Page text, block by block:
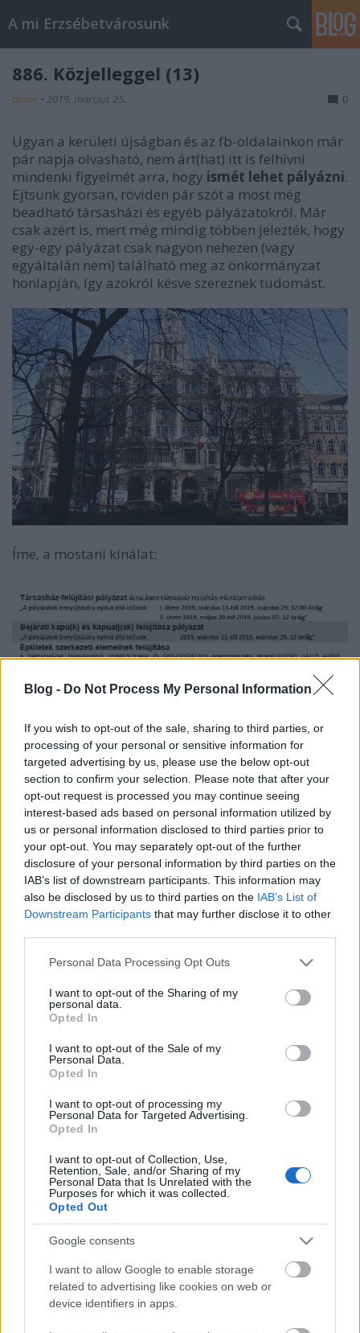
Blog - Do Not Process My Personal Information
If you wish to opt-out of the sale, sharing to third parties, or
processing of your personal or sensitive information for
targeted advertising by us, please use the below opt-out
section to confirm your selection. Please note that after your
opt-out request is processed you may continue seeing
interest-based ads based on personal information utilized by
us or personal information disclosed to third parties prior to
your opt-out. You may separately opt-out of the further
disclosure of your personal information by third parties on the
IAB’s list of downstream participants. This information may
also be disclosed by us to third parties on the IAB’s List of
Downstream Participants that may further disclose it to other
Please note that this website/app uses one or more Google
not limited to your visit or usage behaviour. You may click to
grant or deny consent to Google and its third-party tags to
use your data for below specified purposes in below Google
consent section.
Personal Data Processing Opt Outs
I want to opt-out of the Sharing of my
personal data.
Opted In
I want to opt-out of the Sale of my
Personal Data.
Opted In
I want to opt-out of processing my
Personal Data for Targeted Advertising.
Opted In
I want to opt-out of Collection, Use,
Retention, Sale, and/or Sharing of my
Personal Data that Is Unrelated with the
Purposes for which it was collected.
Opted Out
Google consents
I want to allow Google to enable storage
related to advertising like cookies on web or
device identifiers in apps.
A mi Erzsébetvárosunk
886. Közjelleggel (13)
amier • 2019. március 25. 0
Ugyan a kerületi újságban és az fb-oldalainkon már
pár napja olvasható, nem árt(hat) itt is felhívni
mindenki figyelmét arra, hogy ismét lehet pályázni.
Ejtsünk gyorsan, röviden pár szót a most még
beadható társasházi és egyéb pályázatokról. Már
csak azért is, mert még mindig többen jelezték, hogy
egy-egy pályázat csak nagyon nehezen (vagy
egyáltalán nem) található meg az önkormányzat
honlapján, így azokról késve szereznek tudomást.
Íme, a mostani kínálat:
A pályázati felhívás és mellékletei beszerezhetőek a
Polgármesteri Hivatal Hatósági és Ügyfélszolgálati
Irodáin (1073 Budapest, Erzsébet krt. 6., 1076 Budapest,
Garay u. 5., Klauzál téri Csarnok) vagy letölthetőek
önkormányzat honlapjáról
Devosa Gábor,önkormányzati képviselő
Fogadóóra időpontja: megbeszélés szerint.
Bejelentkezés a +36-1-462-3106 telefonszámon.